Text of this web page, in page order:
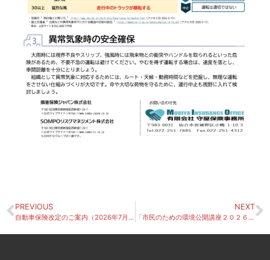
PREVIOUS
自動車保険改定のご案内（2026年7月1日以降に満期を迎えるお客さまへ）
NEXT
「市民のための環境公開講座２０２６」オンライン講座の受講者募集